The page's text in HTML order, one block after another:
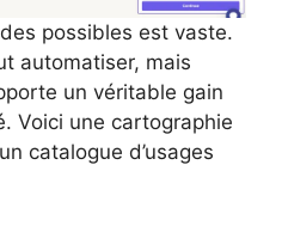
possibles est vaste.
automatiser, mais
un véritable gain
Voici une cartographie
catalogue d’usages